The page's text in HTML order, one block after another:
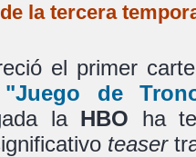
la tercera
el primer
"Juego de
la HBO ha
teaser